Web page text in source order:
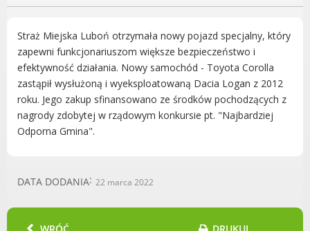
Porady prawne
Wydarzenia
WYBORY
Likwidacja barier - seniorzy i osoby z
niepełnosprawnościami
Władze Miasta
Luboński Szlak Architektury
Straż Miejska Luboń otrzymała nowy pojazd specjalny, który
zapewni funkcjonariuszom większe bezpieczeństwo i
efektywność działania. Nowy samochód - Toyota Corolla
zastąpił wysłużoną i wyeksploatowaną Dacia Logan z 2012
roku. Jego zakup sfinansowano ze środków pochodzących z
nagrody zdobytej w rządowym konkursie pt. "Najbardziej
Odporna Gmina".
DATA DODANIA 22 marca 2022